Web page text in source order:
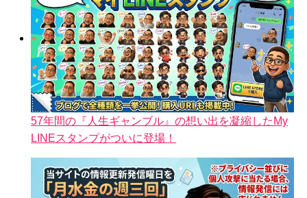
57年間の『人生ギャンブル』の想い出を凝縮したMy
LINEスタンプがついに登場！